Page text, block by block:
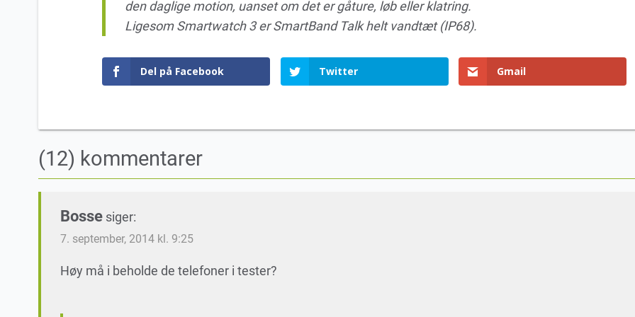
den daglige motion, uanset om det er gåture, løb eller klatring.
Ligesom Smartwatch 3 er SmartBand Talk helt vandtæt (IP68).
Del på Facebook Twitter Gmail
(12) kommentarer
Bosse siger:
7. september, 2014 kl. 9:25
Høy må i beholde de telefoner i tester?